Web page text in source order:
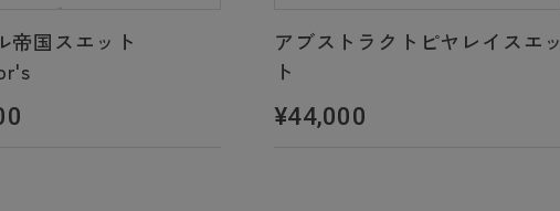
帝国スエット
アブストラクトピヤレイスエッ
ト
¥44,000